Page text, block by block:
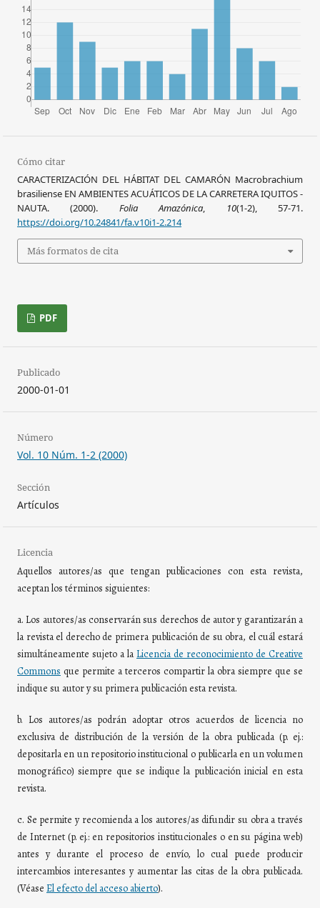
PDF
Publicado
2000-01-01
Número
Vol. 10 Núm. 1-2 (2000)
Sección
Artículos
Licencia
Aquellos autores/as que tengan publicaciones con esta revista,
aceptan los términos siguientes:
a. Los autores/as conservarán sus derechos de autor y garantizarán a
la revista el derecho de primera publicación de su obra, el cuál estará
simultáneamente sujeto a la Licencia de reconocimiento de Creative
Commons que permite a terceros compartir la obra siempre que se
indique su autor y su primera publicación esta revista.
b. Los autores/as podrán adoptar otros acuerdos de licencia no
exclusiva de distribución de la versión de la obra publicada (p. ej.:
depositarla en un repositorio institucional o publicarla en un volumen
monográfico) siempre que se indique la publicación inicial en esta
revista.
c. Se permite y recomienda a los autores/as difundir su obra a través
de Internet (p. ej.: en repositorios institucionales o en su página web)
antes y durante el proceso de envío, lo cual puede producir
intercambios interesantes y aumentar las citas de la obra publicada.
(Véase El efecto del acceso abierto).
Cómo citar
CARACTERIZACIÓN DEL HÁBITAT DEL CAMARÓN Macrobrachium
brasiliense EN AMBIENTES ACUÁTICOS DE LA CARRETERA IQUITOS -
NAUTA. (2000). Folia Amazónica, 10(1-2), 57-71.
https://doi.org/10.24841/fa.v10i1-2.214
Más formatos de cita